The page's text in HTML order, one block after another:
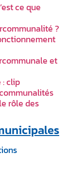
ce que
?
et
: clip
rôle des